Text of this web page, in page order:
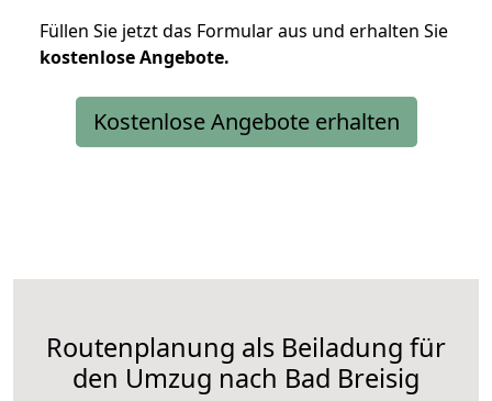
Füllen Sie jetzt das Formular aus und erhalten Sie
kostenloseAngebote.
Kostenlose Angebote erhalten
Routenplanung als Beiladung für
den Umzug nach Bad Breisig